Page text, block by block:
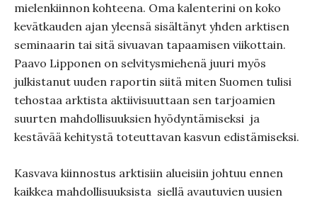
mielenkiinnon kohteena. Oma kalenterini on koko
kevätkauden ajan yleensä sisältänyt yhden arktisen
seminaarin tai sitä sivuavan tapaamisen viikottain.
Paavo Lipponen on selvitysmiehenä juuri myös
julkistanut uuden raportin siitä miten Suomen tulisi
tehostaa arktista aktiivisuuttaan sen tarjoamien
suurten mahdollisuuksien hyödyntämiseksi ja
kestävää kehitystä toteuttavan kasvun edistämiseksi.
Kasvava kiinnostus arktisiin alueisiin johtuu ennen
kaikkea mahdollisuuksista siellä avautuvien uusien